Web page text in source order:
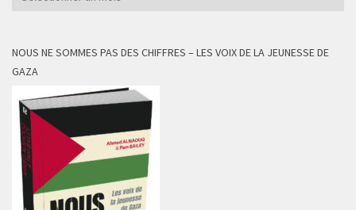
NOUS NE SOMMES PAS DES CHIFFRES – LES VOIX DE LA JEUNESSE DE
GAZA